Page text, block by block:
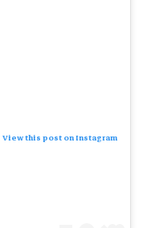
View this post on Instagram